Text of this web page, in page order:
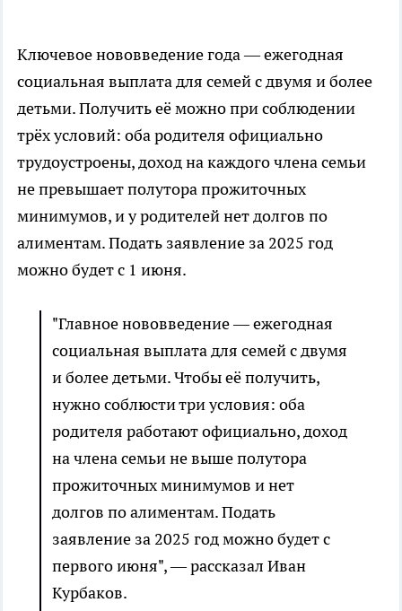
Ключевое нововведение года — ежегодная
социальная выплата для семей с двумя и более
детьми. Получить её можно при соблюдении
трёх условий: оба родителя официально
трудоустроены, доход на каждого члена семьи
не превышает полутора прожиточных
минимумов, и у родителей нет долгов по
алиментам. Подать заявление за 2025 год
можно будет с 1 июня.
"Главное нововведение — ежегодная
социальная выплата для семей с двумя
и более детьми. Чтобы её получить,
нужно соблюсти три условия: оба
родителя работают официально, доход
на члена семьи не выше полутора
прожиточных минимумов и нет
долгов по алиментам. Подать
заявление за 2025 год можно будет с
первого июня", — рассказал Иван
Курбаков.